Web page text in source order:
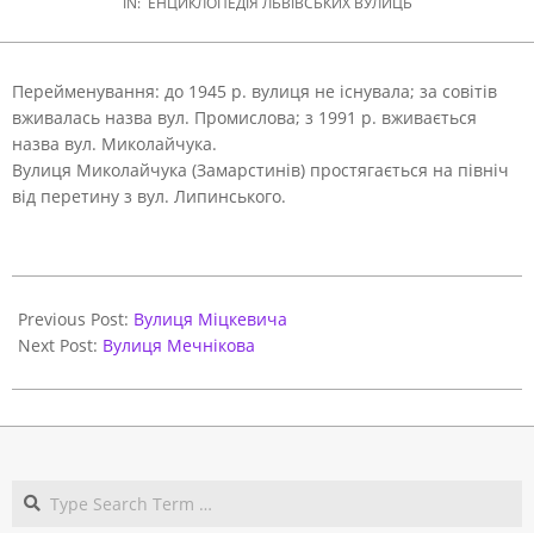
Перейменування: до 1945 р. вулиця не існувала; за совітів
вживалась назва вул. Промислова; з 1991 р. вживається
назва вул. Миколайчука.
Вулиця Миколайчука (Замарстинів) простягається на північ
від перетину з вул. Липинського.
06-
01
Previous Post: Вулиця Міцкевича
Next Post: Вулиця Мечнікова